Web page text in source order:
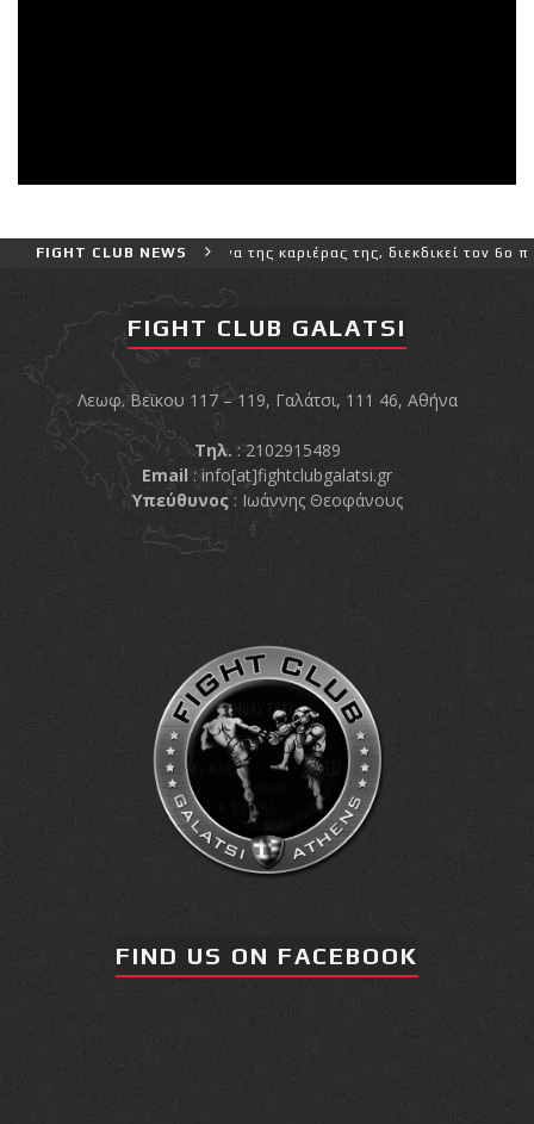
FIGHT CLUB NEWS
πιο δύσκολο αγώνα της καριέρας της, διεκδικεί τον 6ο
FIGHT CLUB GALATSI
Λεωφ. Βεϊκου 117 – 119, Γαλάτσι, 111 46, Αθήνα
Τηλ. : 2102915489
Email :info[at]fightclubgalatsi.gr
Υπεύθυνος: Ιωάννης Θεοφάνους
FIND US ON FACEBOOK